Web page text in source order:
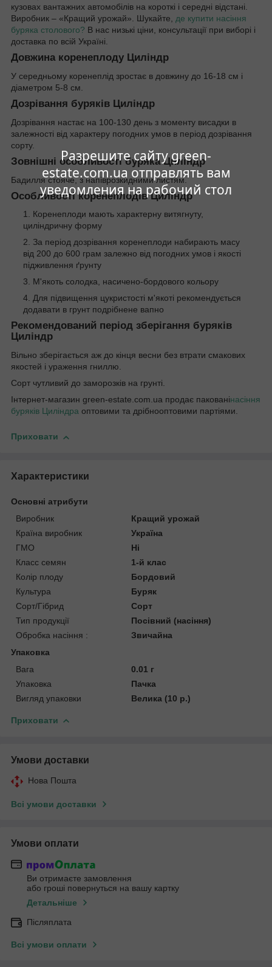
Разрешите сайту green-
estate.com.ua отправлять вам
уведомления на рабочий стол
кузовах вантажних автомобілів на короткі і середні відстані.
Виробник – «Кращий урожай». Шукайте, де купити насіння
буряка столового? В нас низькі ціни, консультації при виборі і
доставка по всій Україні.
Довжина коренеплоду Циліндр
У середньому коренеплід зростає в довжину до 16-18 см і
діаметром 5-8 см.
Дозрівання буряків Циліндр
Дозрівання настає на 100-130 день з моменту висадки в
залежності від характеру погодних умов в період дозрівання
сорту.
Зовнішні особливості буряка Циліндр
Бадилля стояче, з напіврозкидними листям.
Особливості коренеплодів Циліндр
Коренеплоди мають характерну витягнуту,
циліндричну форму
За період дозрівання коренеплоди набирають масу
від 200 до 600 грам залежно від погодних умов і якості
підживлення ґрунту
М'якоть солодка, насичено-бордового кольору
Для підвищення цукристості м'якоті рекомендується
додавати в грунт подрібнене вапно
Рекомендований період зберігання буряків
Циліндр
Вільно зберігається аж до кінця весни без втрати смакових
якостей і ураження гниллю.
Сорт чутливий до заморозків на грунті.
Інтернет-магазин green-estate.com.ua продає пакованінасіння
буряків Циліндра оптовими та дрібнооптовими партіями.
Приховати
Характеристики
Основні атрибути
Виробник
Кращий урожай
Країна виробник
Україна
ГМО
Ні
Класс семян
1-й клас
Колір плоду
Бордовий
Культура
Буряк
Сорт/Гібрид
Сорт
Тип продукції
Посівний (насіння)
Обробка насіння :
Звичайна
Упаковка
Вага
0.01 г
Упаковка
Пачка
Вигляд упаковки
Велика (10 р.)
Приховати
Умови доставки
Нова Пошта
Всі умови доставки
Умови оплати
Ви отримаєте замовлення
або гроші повернуться на вашу картку
Детальніше
Післяплата
Всі умови оплати